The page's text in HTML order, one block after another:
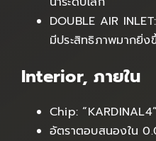
DOUBLE AIR
มีประสิทธิภาพมากยิ่ง
Interior, ภายใน
Chip:
อัตราตอบสนองใน